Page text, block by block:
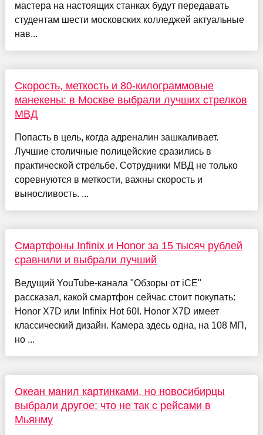
мастера на настоящих станках будут передавать
студентам шести московских колледжей актуальные
нав...
Скорость, меткость и 80-килограммовые
манекены: в Москве выбрали лучших стрелков
МВД
Попасть в цель, когда адреналин зашкаливает.
Лучшие столичные полицейские сразились в
практической стрельбе. Сотрудники МВД не только
соревнуются в меткости, важны скорость и
выносливость. ...
Смартфоны Infinix и Honor за 15 тысяч рублей
сравнили и выбрали лучший
Ведущий YouTube-канала "Обзоры от iCE"
рассказал, какой смартфон сейчас стоит покупать:
Honor X7D или Infinix Hot 60I. Honor X7D имеет
классический дизайн. Камера здесь одна, на 108 МП,
но ...
Океан манил картинками, но новосибирцы
выбрали другое: что не так с рейсами в
Мьянму